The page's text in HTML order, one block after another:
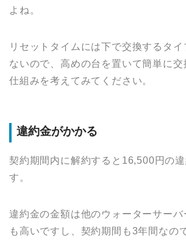
よね。
リセットタイムには下で交換するタ
ないので、高めの台を置いて簡単に交
仕組みを考えてみてください。
違約金がかかる
契約期間内に解約すると16,500円の
す。
違約金の金額は他のウォーターサーバ
も高いですし、契約期間も3年間なの